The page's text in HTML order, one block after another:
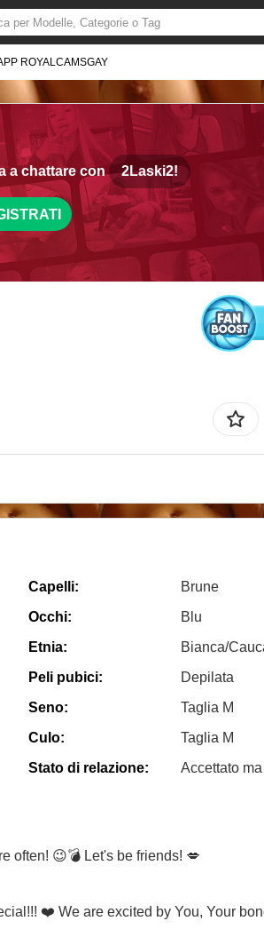
ROYALCAMSGAY
a chattare con 2Laski2!
Capelli:
Brune
Occhi:
Blu
Etnia:
Bianca/
Peli pubici:
Depilata
Seno:
Taglia M
Culo:
Taglia M
Stato di relazione:
Accettato
often! 😉💣 Let's be friends! 💋
❤️ We are excited by You, Your